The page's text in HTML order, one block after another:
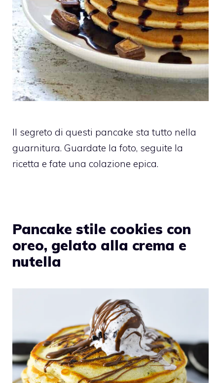
Il segreto di questi pancake sta tutto nella
guarnitura. Guardate la foto, seguite la
ricetta e fate una colazione epica.
Pancake stile cookies con
oreo, gelato alla crema e
nutella